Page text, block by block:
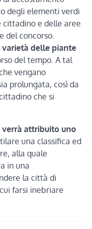
degli elementi verdi
cittadino e delle aree
del concorso.
varietà delle piante
del tempo. A tal
vengano
prolungata, così da
che si
verrà attribuito uno
una classifica ed
alla quale
in una
la città di
farsi inebriare